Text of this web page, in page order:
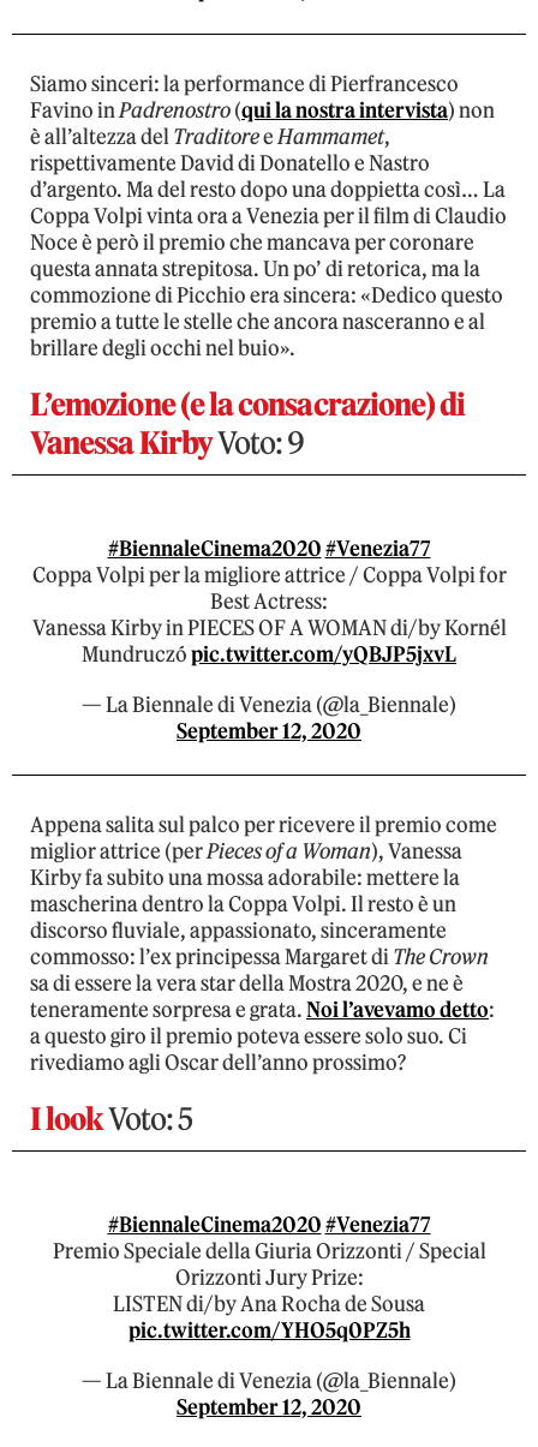
Siamo sinceri: la performance di Pierfrancesco
Favino inPadrenostro(qui la nostra intervista) non
è all’altezza delTraditoreeHammamet,
rispettivamente David di Donatello e Nastro
d’argento. Ma del resto dopo una doppietta così… La
Coppa Volpi vinta ora a Venezia per il film di Claudio
Noce è però il premio che mancava per coronare
questa annata strepitosa. Un po’ di retorica, ma la
commozione di Picchio era sincera: «Dedico questo
premio a tutte le stelle che ancora nasceranno e al
brillare degli occhi nel buio».
L’emozione (e la consacrazione) di
Vanessa KirbyVoto: 9
#BiennaleCinema2020#Venezia77
Coppa Volpi per la migliore attrice / Coppa Volpi for
Best Actress:
Vanessa Kirby in PIECES OF A WOMAN di/by Kornél
Mundruczópic.twitter.com/yQBJP5jxvL
— La Biennale di Venezia (@la_Biennale)
September 12, 2020
Appena salita sul palco per ricevere il premio come
miglior attrice (perPieces of a Woman), Vanessa
Kirby fa subito una mossa adorabile: mettere la
mascherina dentro la Coppa Volpi. Il resto è un
discorso fluviale, appassionato, sinceramente
commosso: l’ex principessa Margaret diThe Crown
sa di essere la vera star della Mostra 2020, e ne è
teneramente sorpresa e grata.Noi l’avevamo detto:
a questo giro il premio poteva essere solo suo. Ci
rivediamo agli Oscar dell’anno prossimo?
I lookVoto: 5
#BiennaleCinema2020#Venezia77
Premio Speciale della Giuria Orizzonti / Special
Orizzonti Jury Prize:
LISTEN di/by Ana Rocha de Sousa
pic.twitter.com/YHO5q0PZ5h
— La Biennale di Venezia (@la_Biennale)
September 12, 2020